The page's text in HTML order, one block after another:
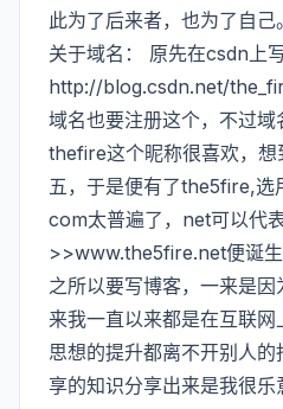
此为了后来者，也为了自
关于域名： 原先在csdn上
http://blog.csdn.net/
域名也要注册这个，不过域
thefire这个昵称很喜欢，想
五，于是便有了the5fire,选
com太普遍了，net可以代
>>www.the5fire.net便诞
之所以要写博客，一来是
来我一直以来都是在互联
思想的提升都离不开别人
享的知识分享出来是我很乐